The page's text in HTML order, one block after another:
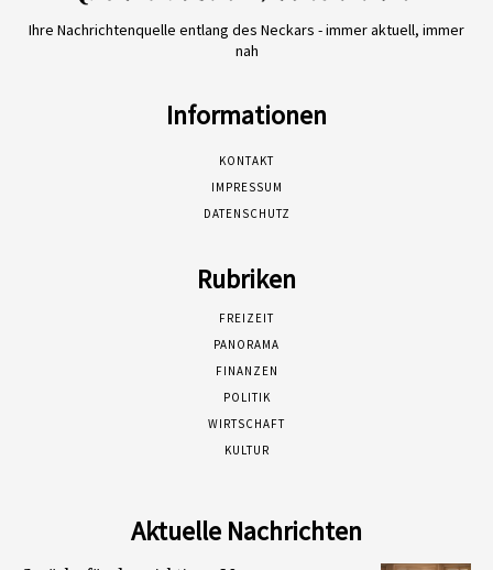
Ihre Nachrichtenquelle entlang des Neckars - immer aktuell, immer
nah
Informationen
KONTAKT
IMPRESSUM
DATENSCHUTZ
Rubriken
FREIZEIT
PANORAMA
FINANZEN
POLITIK
WIRTSCHAFT
KULTUR
Aktuelle Nachrichten